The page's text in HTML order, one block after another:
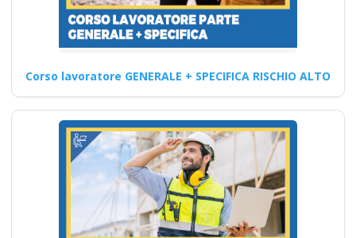
Continua
Corso lavoratore GENERALE + SPECIFICA RISCHIO ALTO